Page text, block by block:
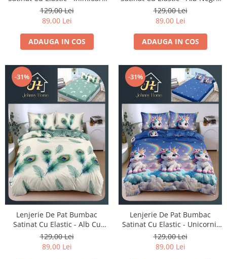
Multicolor
129,00 Lei
89,00 Lei
ADAUGA IN COS
Abtract
129,00 Lei
89,00 Lei
ADAUGA IN COS
-31%
Lenjerie De Pat Bumbac
Satinat Cu Elastic - Alb Cu
Pene Turcoaz
129,00 Lei
89,00 Lei
-31%
Lenjerie De Pat Bumbac
Satinat Cu Elastic - Unicornii
Fericiti
129,00 Lei
89,00 Lei